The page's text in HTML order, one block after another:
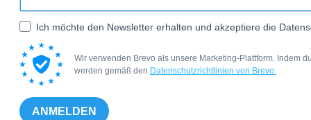
Ich möchte den Newsletter erhalten und akzeptiere die
Wir verwenden Brevo als unsere Marketing-Plattform. Indem
werden gemäß den Datenschutzrichtlinien von Brevo.
ANMELDEN